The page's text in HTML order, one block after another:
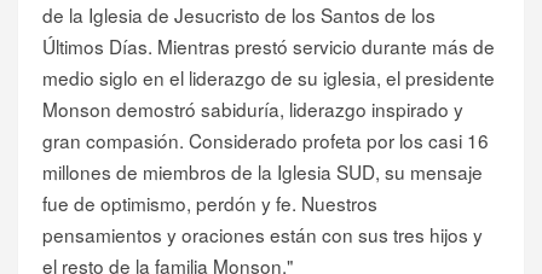
de la Iglesia de Jesucristo de los Santos de los
Últimos Días. Mientras prestó servicio durante más de
medio siglo en el liderazgo de su iglesia, el presidente
Monson demostró sabiduría, liderazgo inspirado y
gran compasión. Considerado profeta por los casi 16
millones de miembros de la Iglesia SUD, su mensaje
fue de optimismo, perdón y fe. Nuestros
pensamientos y oraciones están con sus tres hijos y
el resto de la familia Monson."